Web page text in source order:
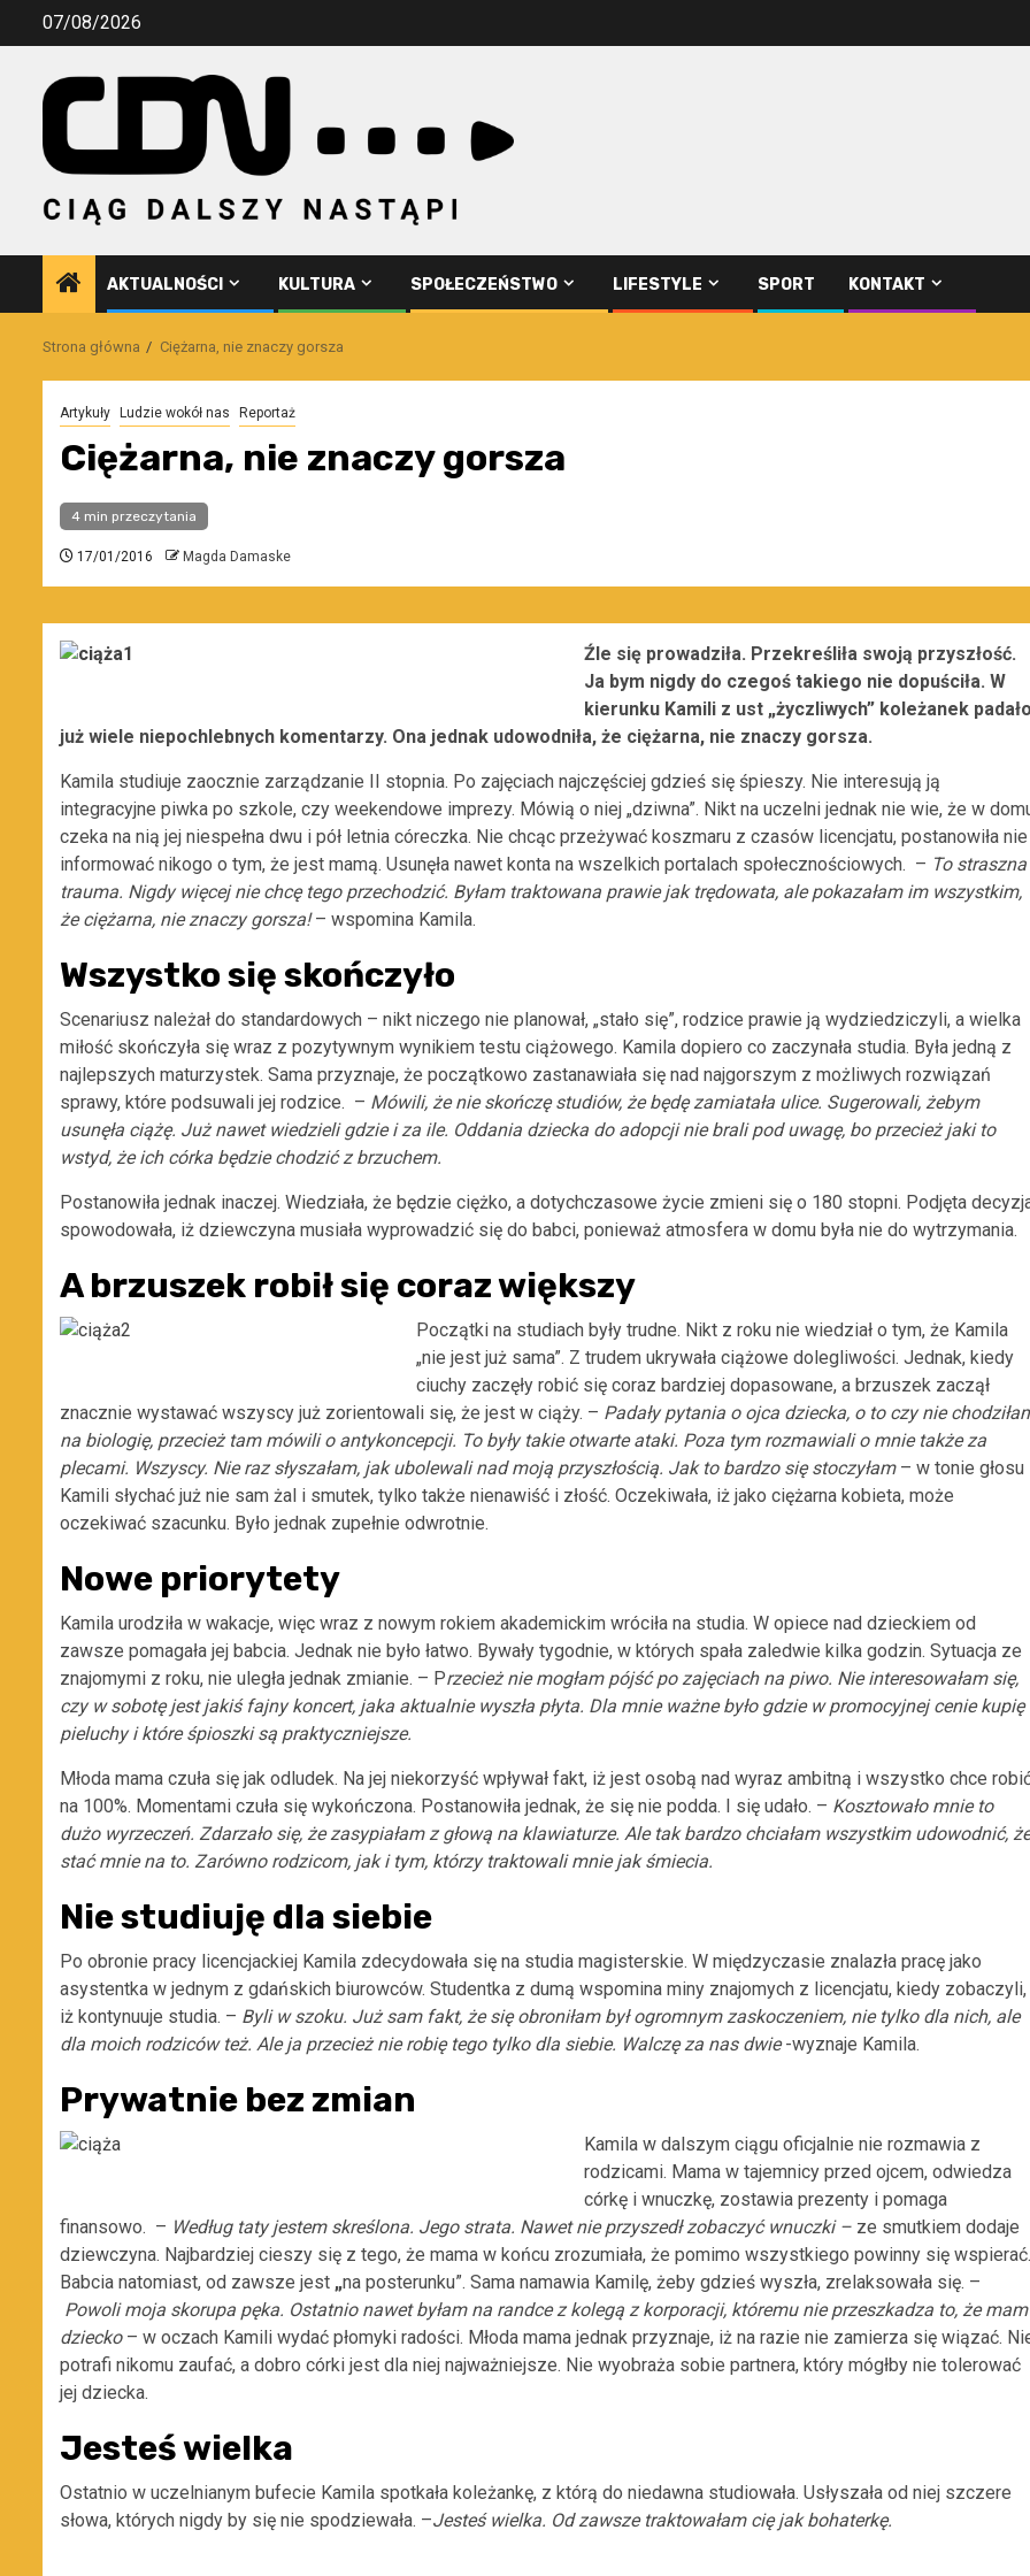
Przejdź07/08/2026
AKTUALNOŚCI KULTURA SPOŁECZEŃSTWO LIFESTYLE SPORT KONTAKT
Strona główna Ciężarna, nie znaczy gorsza
Artykuły Ludzie wokół nas Reportaż
Ciężarna, nie znaczy gorsza
4 min przeczytania
17/01/2016 Magda Damaske
Źle się prowadziła. Przekreśliła swoją przyszłość.
Ja bym nigdy do czegoś takiego nie dopuściła. W
kierunku Kamili z ust „życzliwych” koleżanek
już wiele niepochlebnych komentarzy. Ona jednak udowodniła, że ciężarna, nie znaczy gorsza.
Kamila studiuje zaocznie zarządzanie II stopnia. Po zajęciach najczęściej gdzieś się śpieszy. Nie interesują ją
integracyjne piwka po szkole, czy weekendowe imprezy. Mówią o niej „dziwna”. Nikt na uczelni jednak nie wie, że w
czeka na nią jej niespełna dwu i pół letnia córeczka. Nie chcąc przeżywać koszmaru z czasów licencjatu, postanowiła nie
informować nikogo o tym, że jest mamą. Usunęła nawet konta na wszelkich portalach społecznościowych. – To straszna
trauma. Nigdy więcej nie chcę tego przechodzić. Byłam traktowana prawie jak trędowata, ale pokazałam im wszystkim,
że ciężarna, nie znaczy gorsza!– wspomina Kamila.
Wszystko się skończyło
Scenariusz należał do standardowych – nikt niczego nie planował, „stało się”, rodzice prawie ją wydziedziczyli, a wielka
miłość skończyła się wraz z pozytywnym wynikiem testu ciążowego. Kamila dopiero co zaczynała studia. Była jedną z
najlepszych maturzystek. Sama przyznaje, że początkowo zastanawiała się nad najgorszym z możliwych rozwiązań
sprawy, które podsuwali jej rodzice. – Mówili, że nie skończę studiów, że będę zamiatała ulice. Sugerowali, żebym
usunęła ciążę. Już nawet wiedzieli gdzie i za ile. Oddania dziecka do adopcji nie brali pod uwagę, bo przecież jaki to
wstyd, że ich córka będzie chodzić z brzuchem.
Postanowiła jednak inaczej. Wiedziała, że będzie ciężko, a dotychczasowe życie zmieni się o 180 stopni. Podjęta
spowodowała, iż dziewczyna musiała wyprowadzić się do babci, ponieważ atmosfera w domu była nie do wytrzymania.
A brzuszek robił się coraz większy
Początki na studiach były trudne. Nikt z roku nie wiedział o tym, że Kamila
„nie jest już sama”. Z trudem ukrywała ciążowe dolegliwości. Jednak, kiedy
ciuchy zaczęły robić się coraz bardziej dopasowane, a brzuszek zaczął
znacznie wystawać wszyscy już zorientowali się, że jest w ciąży. – Padały pytania o ojca dziecka, o to czy nie
na biologię, przecież tam mówili o antykoncepcji. To były takie otwarte ataki. Poza tym rozmawiali o mnie także za
plecami. Wszyscy. Nie raz słyszałam, jak ubolewali nad moją przyszłością. Jak to bardzo się stoczyłam – w tonie głosu
Kamili słychać już nie sam żal i smutek, tylko także nienawiść i złość. Oczekiwała, iż jako ciężarna kobieta, może
oczekiwać szacunku. Było jednak zupełnie odwrotnie.
Nowe priorytety
Kamila urodziła w wakacje, więc wraz z nowym rokiem akademickim wróciła na studia. W opiece nad dzieckiem od
zawsze pomagała jej babcia. Jednak nie było łatwo. Bywały tygodnie, w których spała zaledwie kilka godzin. Sytuacja ze
znajomymi z roku, nie uległa jednak zmianie. – Przecież nie mogłam pójść po zajęciach na piwo. Nie interesowałam się,
czy w sobotę jest jakiś fajny koncert, jaka aktualnie wyszła płyta. Dla mnie ważne było gdzie w promocyjnej cenie kupię
pieluchy i które śpioszki są praktyczniejsze.
Młoda mama czuła się jak odludek. Na jej niekorzyść wpływał fakt, iż jest osobą nad wyraz ambitną i wszystko chce
na 100%. Momentami czuła się wykończona. Postanowiła jednak, że się nie podda. I się udało. – Kosztowało mnie to
dużo wyrzeczeń. Zdarzało się, że zasypiałam z głową na klawiaturze. Ale tak bardzo chciałam wszystkim udowodnić, że
stać mnie na to. Zarówno rodzicom, jak i tym, którzy traktowali mnie jak śmiecia.
Nie studiuję dla siebie
Po obronie pracy licencjackiej Kamila zdecydowała się na studia magisterskie. W międzyczasie znalazła pracę jako
asystentka w jednym z gdańskich biurowców. Studentka z dumą wspomina miny znajomych z licencjatu, kiedy zobaczyli,
iż kontynuuje studia. – Byli w szoku. Już sam fakt, że się obroniłam był ogromnym zaskoczeniem, nie tylko dla nich, ale
dla moich rodziców też. Ale ja przecież nie robię tego tylko dla siebie. Walczę za nas dwie-wyznaje Kamila.
Prywatnie bez zmian
Kamila w dalszym ciągu oficjalnie nie rozmawia z
rodzicami. Mama w tajemnicy przed ojcem, odwiedza
córkę i wnuczkę, zostawia prezenty i pomaga
finansowo. – Według taty jestem skreślona. Jego strata. Nawet nie przyszedł zobaczyć wnuczki – ze smutkiem dodaje
dziewczyna. Najbardziej cieszy się z tego, że mama w końcu zrozumiała, że pomimo wszystkiego powinny się wspierać.
Babcia natomiast, od zawsze jest „na posterunku”. Sama namawia Kamilę, żeby gdzieś wyszła, zrelaksowała się. –
Powoli moja skorupa pęka. Ostatnio nawet byłam na randce z kolegą z korporacji, któremu nie przeszkadza to, że mam
dziecko – w oczach Kamili wydać płomyki radości. Młoda mama jednak przyznaje, iż na razie nie zamierza się wiązać.
potrafi nikomu zaufać, a dobro córki jest dla niej najważniejsze. Nie wyobraża sobie partnera, który mógłby nie tolerować
jej dziecka.
Jesteś wielka
Ostatnio w uczelnianym bufecie Kamila spotkała koleżankę, z którą do niedawna studiowała. Usłyszała od niej szczere
słowa, których nigdy by się nie spodziewała. –Jesteś wielka. Od zawsze traktowałam cię jak bohaterkę.